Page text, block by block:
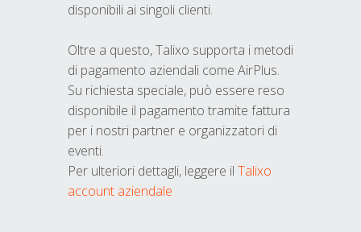
disponibili ai singoli clienti.
Oltre a questo, Talixo supporta i metodi
di pagamento aziendali come AirPlus.
Su richiesta speciale, può essere reso
disponibile il pagamento tramite fattura
per i nostri partner e organizzatori di
eventi.
Per ulteriori dettagli, leggere il Talixo
account aziendale